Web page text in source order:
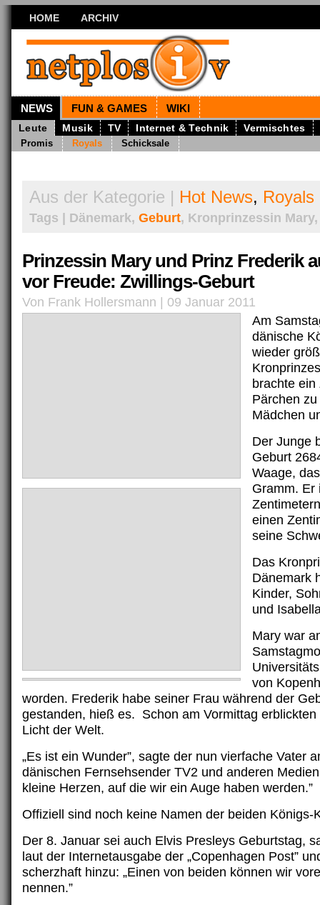
HOME ARCHIV
NEWS FUN & GAMES WIKI
Leute Musik TV Internet & Technik Vermischtes
Promis Royals Schicksale
Aus der Kategorie | Hot News, Royals
Tags | Dänemark, Geburt, Kronprinzessin
Prinzessin Mary und Prinz Frederik
vor Freude: Zwillings-Geburt
Von Frank Hollersmann | 09 Januar 2011
Am
dänische
wieder
brachte ein
Pärchen
Mädchen
Der Junge
Geburt
Waage,
Gramm. Er
einen
seine
Das
Dänemark
Kinder,
und
Mary war
von
worden. Frederik habe seiner Frau während der
gestanden, hieß es. Schon am Vormittag
Licht der Welt.
„Es ist ein Wunder”, sagte der nun vierfache Vater
dänischen Fernsehsender TV2 und anderen
kleine Herzen, auf die wir ein Auge haben werden.”
Offiziell sind noch keine Namen der beiden Königs-
Der 8. Januar sei auch Elvis Presleys Geburtstag,
laut der Internetausgabe der „Copenhagen Post”
scherzhaft hinzu: „Einen von beiden können wir
nennen.”